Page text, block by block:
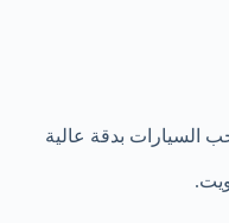
السيارات بدقة عالية